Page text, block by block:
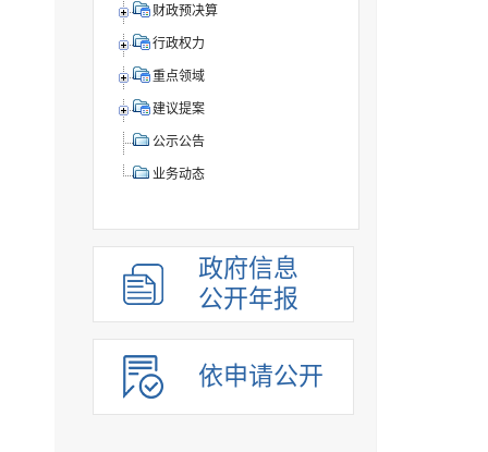
财政预决算
行政权力
重点领域
建议提案
公示公告
业务动态
政府信息
公开年报
依申请公开